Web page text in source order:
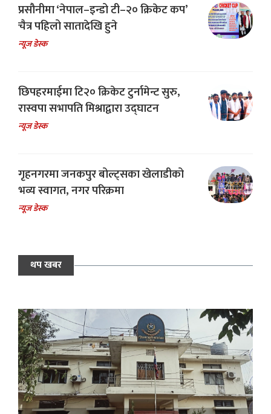
प्रसौनीमा ‘नेपाल–इन्डो टी–२० क्रिकेट कप’
चैत्र पहिलो सातादेखि हुने
न्यूज डेस्क
छिपहरमाईमा टि२० क्रिकेट टुर्नामेन्ट सुरु,
रास्वपा सभापति मिश्राद्वारा उद्घाटन
न्यूज डेस्क
गृहनगरमा जनकपुर बोल्ट्सका खेलाडीको
भव्य स्वागत, नगर परिक्रमा
न्यूज डेस्क
थप खबर